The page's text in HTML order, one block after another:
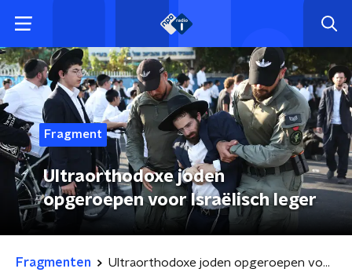
Fragment
Ultraorthodoxe joden
opgeroepen voor Israëlisch leger
Fragmenten Ultraorthodoxe joden opgeroepen voor Israëlisch leger